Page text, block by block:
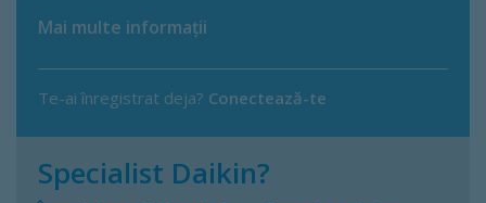
Mai multe informații
Te-ai înregistrat deja? Conectează-te
Specialist Daikin?